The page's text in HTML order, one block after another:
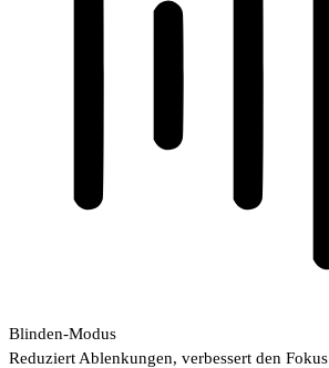
Blinden-Modus
Reduziert Ablenkungen, verbessert den Fokus